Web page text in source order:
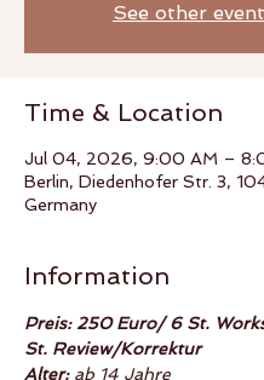
See other
Time & Location
Jul 04, 2026, 9:00 AM –
Berlin, Diedenhofer Str. 3,
Germany
Information
Preis: 250 Euro/ 6 St.
St. Review/Korrektur
Alter: ab 14 Jahre